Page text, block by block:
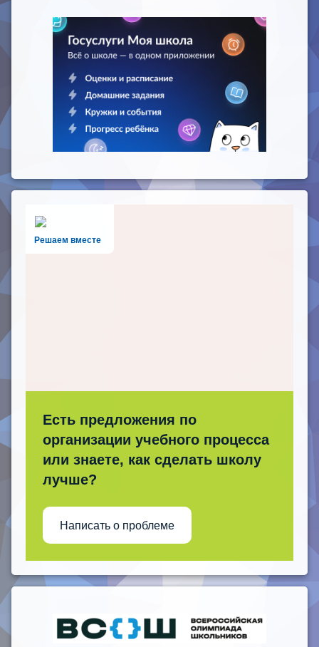
Решаем вместе
Есть предложения по
организации учебного процесса
или знаете, как сделать школу
лучше?
Написать о проблеме